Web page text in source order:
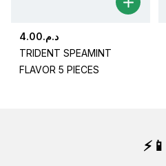
د.م.4.00
TRIDENT SPEAMINT
FLAVOR 5 PIECES
⚡📱